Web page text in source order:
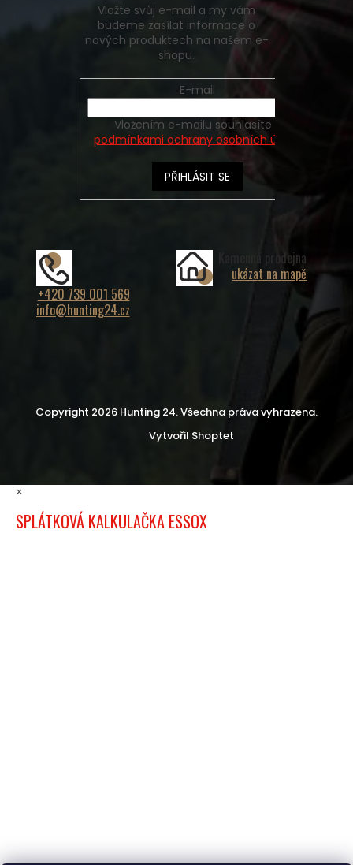
Vložte svůj e-mail a my vám
budeme zasílat informace o
nových produktech na našem e-
shopu.
E-mail
podmínkami ochrany osobních údajů
PŘIHLÁSIT SE
+420 739 001 569
info@hunting24.cz
Kamenná prodejna
ukázat na mapě
Vytvořil Shoptet
Copyright 2026 Hunting 24. Všechna práva vyhrazena.
×
SPLÁTKOVÁ KALKULAČKA ESSOX